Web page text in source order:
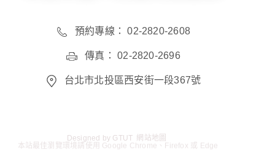
預約專線： 02-2820-2608
傳真： 02-2820-2696
台北市北投區西安街一段367號
Designed by GTUT
網站地圖
本站最佳瀏覽環境請使用 Google Chrome、Firefox 或 Edge